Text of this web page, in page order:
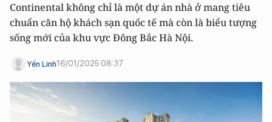
Continental không chỉ là một dự án nhà ở mang tiêu
chuẩn căn hộ khách sạn quốc tế mà còn là biểu tượng
sống mới của khu vực Đông Bắc Hà Nội.
Yến Linh16/01/2025 08:37